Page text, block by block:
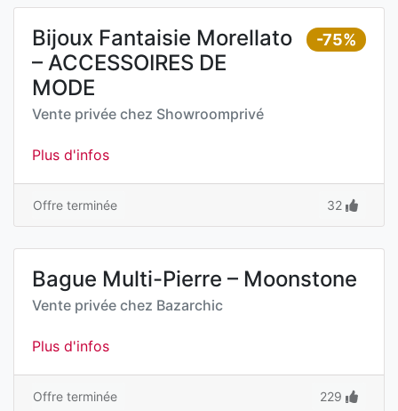
-75%
Bijoux Fantaisie Morellato
– ACCESSOIRES DE
MODE
Vente privée chez Showroomprivé
Plus d'infos
Offre terminée 32
Bague Multi-Pierre – Moonstone
Vente privée chez Bazarchic
Plus d'infos
Offre terminée 229